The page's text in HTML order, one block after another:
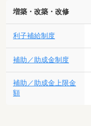
増築・改築・改修
利子補給制度
補助／助成金制度
補助／助成金上限金
額